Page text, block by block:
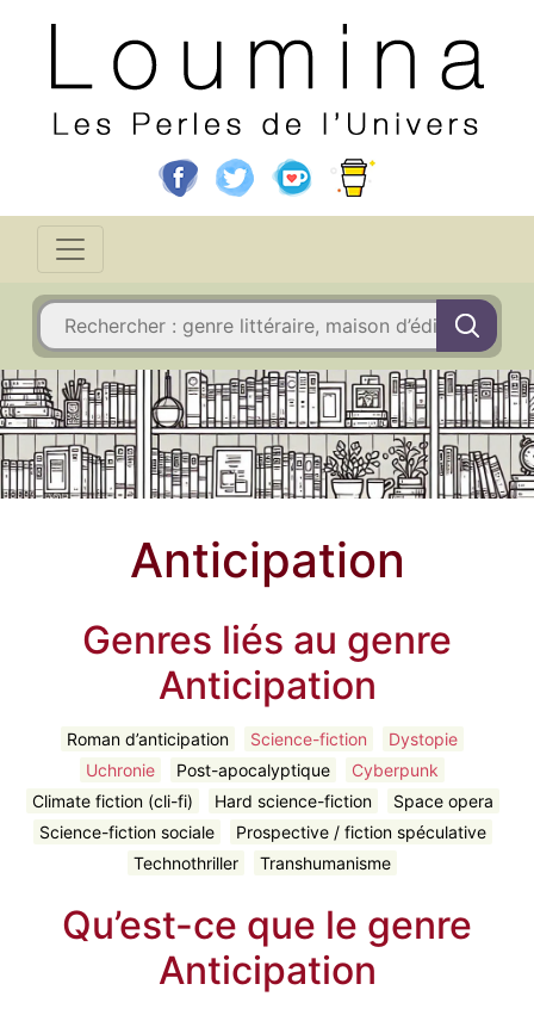
Anticipation
Genres liés au genre
Anticipation
Roman d’anticipation Science-fiction
Dystopie
Uchronie
Post-apocalyptique
Cyberpunk
Climate fiction (cli-fi)
Hard science-fiction
Space opera
Science-fiction sociale
Prospective / fiction spéculative
Technothriller
Transhumanisme
Qu’est-ce que le genre
Anticipation